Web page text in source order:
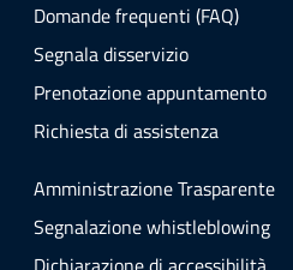
Domande frequenti (FAQ)
Segnala disservizio
Prenotazione appuntamento
Richiesta di assistenza
Amministrazione Trasparente
Segnalazione whistleblowing